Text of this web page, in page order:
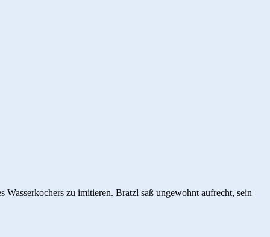
Wasserkochers zu imitieren. Bratzl saß ungewohnt aufrecht, sein